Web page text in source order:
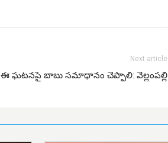
Next article
ఈ ఘటనపై బాబు సమాధానం చెప్పాలి: వెల్లంపల్లి